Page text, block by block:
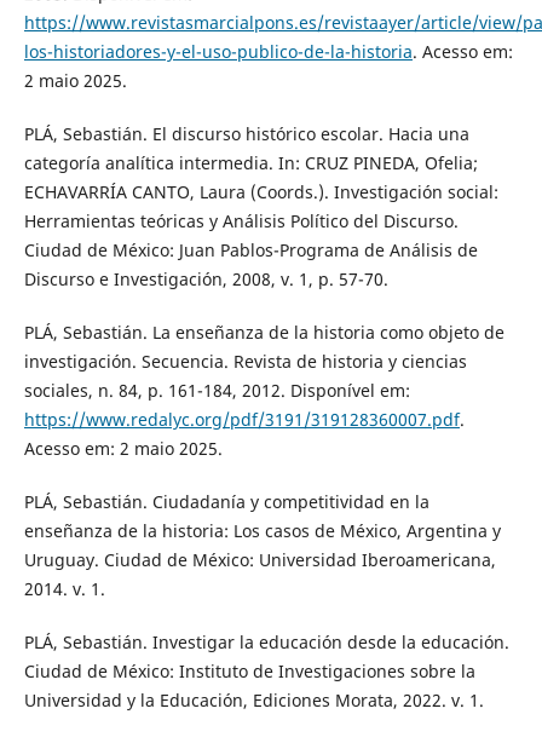
https://www.revistasmarcialpons.es/revistaayer/article/view/
los-historiadores-y-el-uso-publico-de-la-historia. Acesso em:
2 maio 2025.
PLÁ, Sebastián. El discurso histórico escolar. Hacia una
categoría analítica intermedia. In: CRUZ PINEDA, Ofelia;
ECHAVARRÍA CANTO, Laura (Coords.). Investigación social:
Herramientas teóricas y Análisis Político del Discurso.
Ciudad de México: Juan Pablos-Programa de Análisis de
Discurso e Investigación, 2008, v. 1, p. 57-70.
PLÁ, Sebastián. La enseñanza de la historia como objeto de
investigación. Secuencia. Revista de historia y ciencias
sociales, n. 84, p. 161-184, 2012. Disponível em:
https://www.redalyc.org/pdf/3191/319128360007.pdf.
Acesso em: 2 maio 2025.
PLÁ, Sebastián. Ciudadanía y competitividad en la
enseñanza de la historia: Los casos de México, Argentina y
Uruguay. Ciudad de México: Universidad Iberoamericana,
2014. v. 1.
PLÁ, Sebastián. Investigar la educación desde la educación.
Ciudad de México: Instituto de Investigaciones sobre la
Universidad y la Educación, Ediciones Morata, 2022. v. 1.